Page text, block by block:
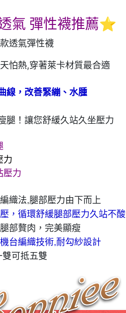
氣 彈性襪推薦⭐
透氣彈性襪
怕熱,穿著萊卡材質最合適
線，改善緊繃、水腫
腿！讓您舒緩久站久坐壓力
力
壓力
織法,腿部壓力由下而上
，循環舒緩腿部壓力久站不酸
部贅肉，完美顯瘦
台編織技術,耐勾紗設計
可抵五雙